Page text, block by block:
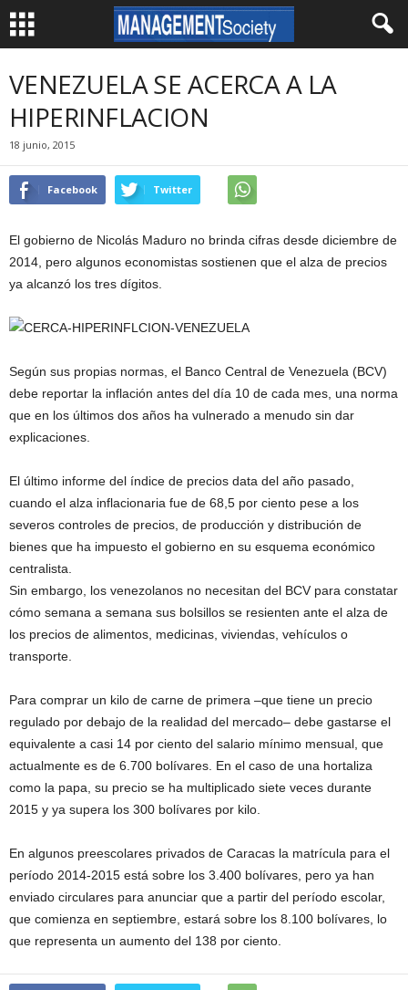
VENEZUELA SE ACERCA A LA
HIPERINFLACION
18 junio, 2015
Facebook Twitter
El gobierno de Nicolás Maduro no brinda cifras desde diciembre de
2014, pero algunos economistas sostienen que el alza de precios
ya alcanzó los tres dígitos.
Según sus propias normas, el Banco Central de Venezuela (BCV)
debe reportar la inflación antes del día 10 de cada mes, una norma
que en los últimos dos años ha vulnerado a menudo sin dar
explicaciones.
El último informe del índice de precios data del año pasado,
cuando el alza inflacionaria fue de 68,5 por ciento pese a los
severos controles de precios, de producción y distribución de
bienes que ha impuesto el gobierno en su esquema económico
centralista.
Sin embargo, los venezolanos no necesitan del BCV para constatar
cómo semana a semana sus bolsillos se resienten ante el alza de
los precios de alimentos, medicinas, viviendas, vehículos o
transporte.
Para comprar un kilo de carne de primera –que tiene un precio
regulado por debajo de la realidad del mercado– debe gastarse el
equivalente a casi 14 por ciento del salario mínimo mensual, que
actualmente es de 6.700 bolívares. En el caso de una hortaliza
como la papa, su precio se ha multiplicado siete veces durante
2015 y ya supera los 300 bolívares por kilo.
En algunos preescolares privados de Caracas la matrícula para el
período 2014-2015 está sobre los 3.400 bolívares, pero ya han
enviado circulares para anunciar que a partir del período escolar,
que comienza en septiembre, estará sobre los 8.100 bolívares, lo
que representa un aumento del 138 por ciento.